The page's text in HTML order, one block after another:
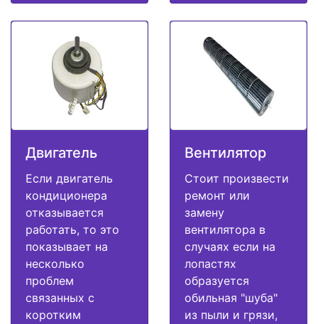
Двигатель
Если двигатель
кондиционера
отказывается
работать, то это
показывает на
несколько
проблем
связанных с
коротким
Вентилятор
Стоит произвести
ремонт или
замену
вентилятора в
случаях если на
лопастях
образуется
обильная "шуба"
из пыли и грязи,